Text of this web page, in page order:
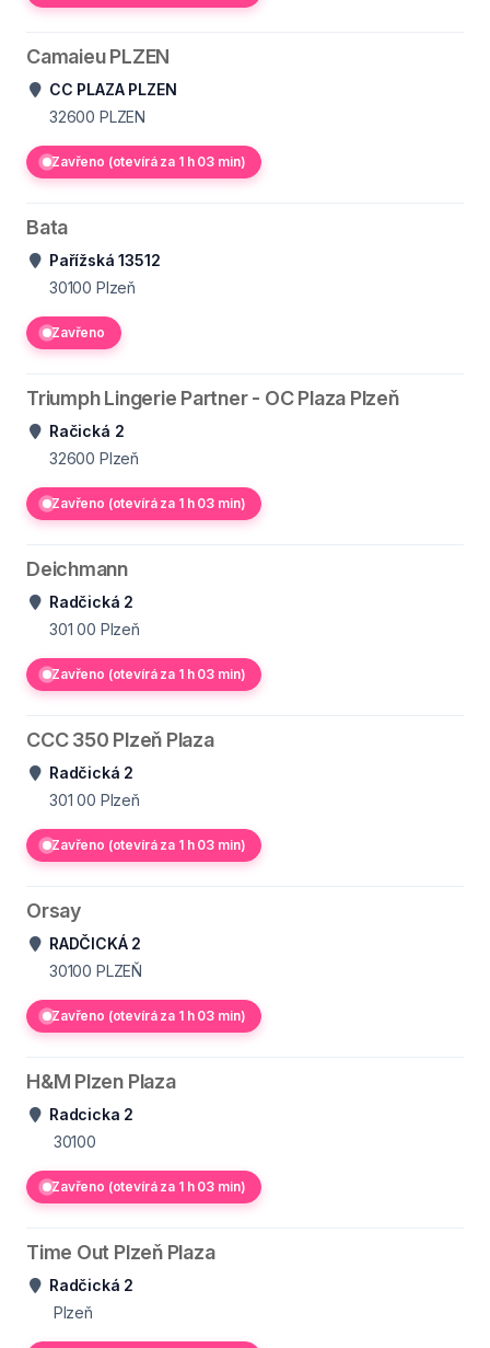
Camaieu PLZEN
CC PLAZA PLZEN
32600 PLZEN
Zavřeno (otevírá za 1 h 03 min)
Bata
Pařížská 13512
30100 Plzeň
Zavřeno
Triumph Lingerie Partner - OC Plaza Plzeň
Račická 2
32600 Plzeň
Zavřeno (otevírá za 1 h 03 min)
Deichmann
Radčická 2
301 00 Plzeň
Zavřeno (otevírá za 1 h 03 min)
CCC 350 Plzeň Plaza
Radčická 2
301 00 Plzeň
Zavřeno (otevírá za 1 h 03 min)
Orsay
RADČICKÁ 2
30100 PLZEŇ
Zavřeno (otevírá za 1 h 03 min)
H&M Plzen Plaza
Radcicka 2
30100
Zavřeno (otevírá za 1 h 03 min)
Time Out Plzeň Plaza
Radčická 2
Plzeň